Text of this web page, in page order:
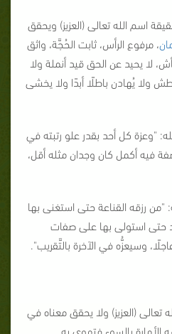
اسم الله تعالى (العزيز) ويحقق
، مرفوع الرأس، ثابت الحُجَّة، واثق
لا يحيد عن الحق قيد أنملة ولا
ولا يُهادن باطلًا أبدًا ولا يخشى
"وعزة كل أحد بقدر علو رتبته في
فيه أكمل كان وجدان مثله أقل،
"من رزقه القناعة حتى استغنى بها
حتى استولى بها على صفات
وسيعزُّه في الآخرة بالتَّقريب".
تعالى (العزيز) ولا يحقق معناه في
الأمارة بالسوء فتهوي به